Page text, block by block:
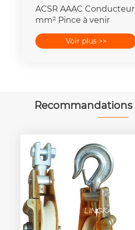
ACSR AAAC
mm² Pince à venir
Voir plus >>